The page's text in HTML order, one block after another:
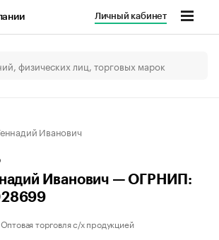
Личный кабинет
Иванович
Иванович — ОГРНИП:
Оптовая торговля с/х продукцией